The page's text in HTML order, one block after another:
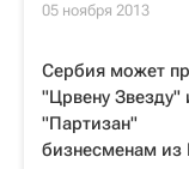
05 ноября 2013
Сербия может
"Црвену Звезду"
"Партизан"
бизнесменам